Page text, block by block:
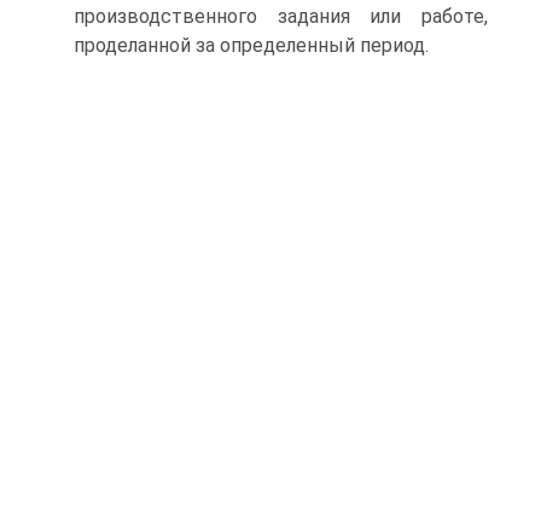
производственного задания или работе,
проделанной за определенный период.